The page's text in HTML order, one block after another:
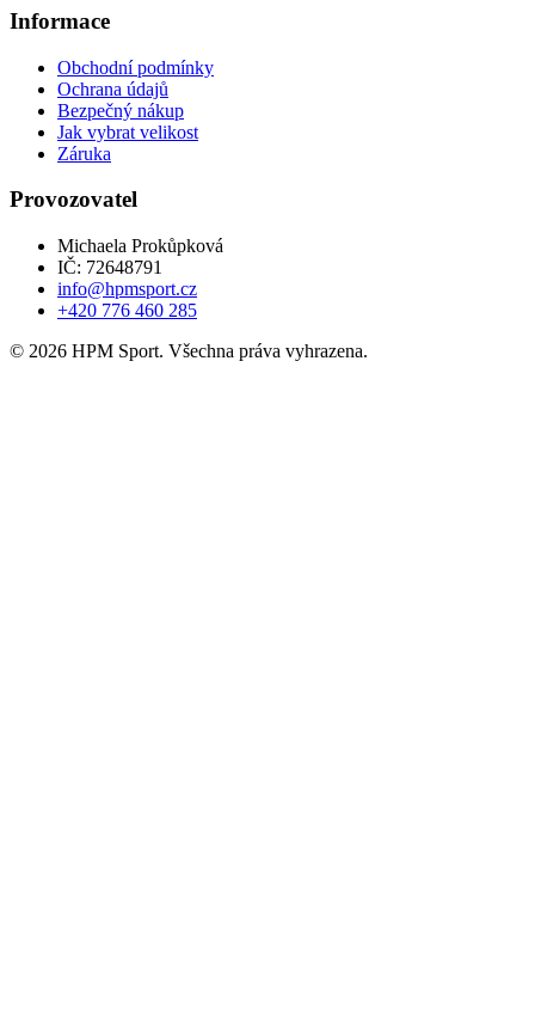
Informace
Obchodní podmínky
Ochrana údajů
Bezpečný nákup
Jak vybrat velikost
Záruka
Provozovatel
Michaela Prokůpková
IČ: 72648791
info@hpmsport.cz
+420 776 460 285
© 2026 HPM Sport. Všechna práva vyhrazena.